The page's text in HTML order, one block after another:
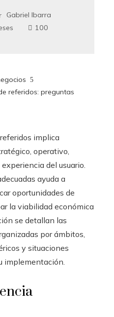
Gabriel Ibarra
100
referidos: preguntas
implica
operativo,
del usuario.
ayuda a
oportunidades de
la viabilidad económica
se detallan las
por ámbitos,
y situaciones
implementación.